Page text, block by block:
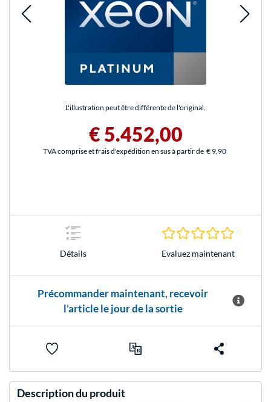
L'illustration peut être différente de l'original.
€ 5.452,00
TVA comprise et frais d'expédition en sus à partir de € 9,90
Détails Evaluez maintenant
Précommander maintenant, recevoir
l’article le jour de la sortie
Description du produit